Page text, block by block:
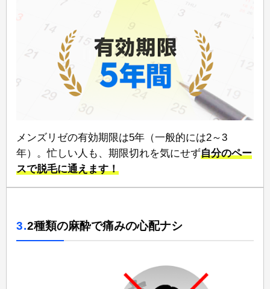
メンズリゼの有効期限は5年⁠（一般的には2～3
年）。忙しい人も、期限切れを気にせず自分のペー
スで脱毛に通えます！
3.2種類の麻酔で痛みの心配ナシ